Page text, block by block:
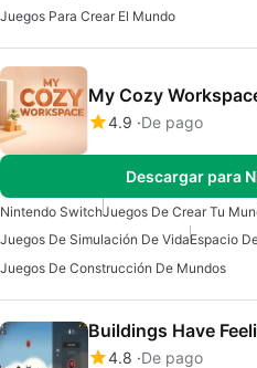
Juegos Para Crear El Mundo
My Cozy
4.9 De pago
Descargar para
Nintendo SwitchJuegos De Crear Tu
Juegos De Simulación De VidaEspacio
Juegos De Construcción De Mundos
Buildings Have
4.8 De pago